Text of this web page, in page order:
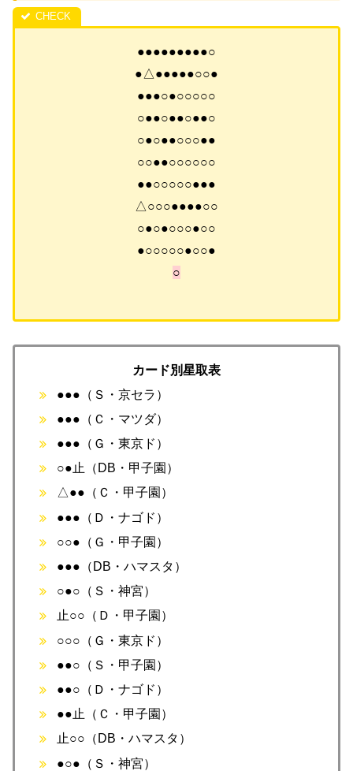
●●●●●●●●●○
●△●●●●●○○●
●●●○●○○○○○
○●●○●●○●●○
○●○●●○○○●●
○○●●○○○○○○
●●○○○○○●●●
△○○○●●●●○○
○●○●○○○●○○
●○○○○○●○○●
○
カード別星取表
●●●（Ｓ・京セラ）
●●●（Ｃ・マツダ）
●●●（Ｇ・東京ド）
○●止（DB・甲子園）
△●●（Ｃ・甲子園）
●●●（Ｄ・ナゴド）
○○●（Ｇ・甲子園）
●●●（DB・ハマスタ）
○●○（Ｓ・神宮）
止○○（Ｄ・甲子園）
○○○（Ｇ・東京ド）
●●○（Ｓ・甲子園）
●●○（Ｄ・ナゴド）
●●止（Ｃ・甲子園）
止○○（DB・ハマスタ）
●○●（Ｓ・神宮）